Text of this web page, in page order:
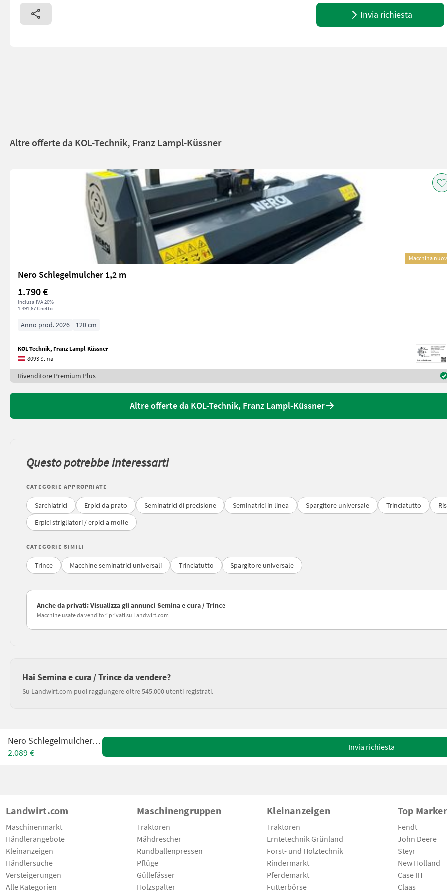
Invia richiesta
Altre offerte da KOL-Technik, Franz Lampl-Küssner
Macchina
Nero Schlegelmulcher 1,2 m
1.790 €
inclusa IVA 20%
1.491,67 € netto
Anno prod. 2026 120 cm
KOL-Technik, Franz Lampl-Küssner
8093 Stiria
Rivenditore Premium Plus
Altre offerte da KOL-Technik, Franz Lampl-Küssner
Questo potrebbe interessarti
CATEGORIE APPROPRIATE
Sarchiatrici Erpici da prato Seminatrici di precisione Seminatrici in linea Spargitore universale Trinciatutto
Erpici strigliatori / erpici a molle
CATEGORIE SIMILI
Trince Macchine seminatrici universali Trinciatutto Spargitore universale
Anche da privati: Visualizza gli annunci Semina e cura / Trince
Macchine usate da venditori privati su Landwirt.com
Hai Semina e cura / Trince da vendere?
Su Landwirt.com puoi raggiungere oltre 545.000 utenti registrati.
Nero Schlegelmulcher 1,75 m
2.089 €
Invia richiesta
Landwirt.com
Maschinenmarkt
Händlerangebote
Kleinanzeigen
Händlersuche
Versteigerungen
Alle Kategorien
Maschinengruppen
Traktoren
Mähdrescher
Rundballenpressen
Pflüge
Güllefässer
Holzspalter
Kleinanzeigen
Traktoren
Erntetechnik Grünland
Forst- und Holztechnik
Rindermarkt
Pferdemarkt
Futterbörse
Top
Fendt
John Deere
Steyr
New Holland
Case IH
Claas